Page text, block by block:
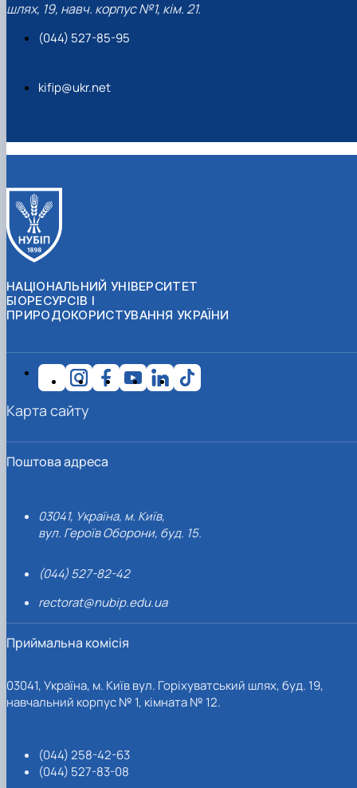
шлях, 19, навч. корпус №1, кім. 21.
(044) 527-85-95
kifip@ukr.net
НАЦІОНАЛЬНИЙ УНІВЕРСИТЕТ
БІОРЕСУРСІВ І
ПРИРОДОКОРИСТУВАННЯ УКРАЇНИ
Поштова адреса
03041, Україна, м. Київ,
вул. Героїв Оборони, буд. 15.
(044) 527-82-42
rectorat@nubip.edu.ua
Приймальна комісія
03041, Україна, м. Київ вул. Горіхуватський шлях, буд. 19,
навчальний корпус № 1, кімната № 12.
(044) 258-42-63
(044) 527-83-08
Карта сайту